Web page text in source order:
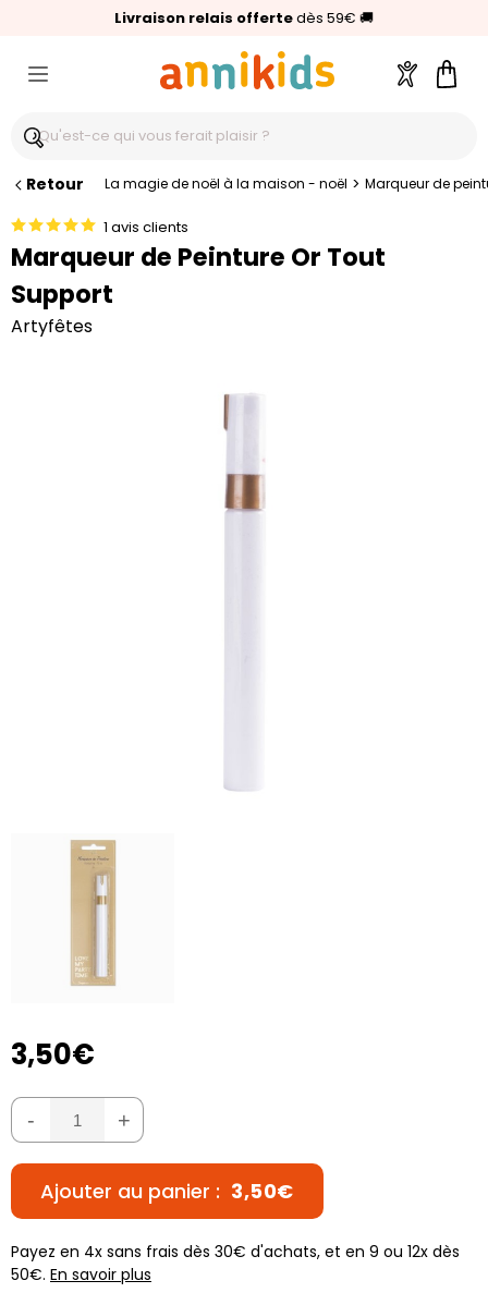
Livraison relais offertedès 59€ 🚚
🥇Palmarès Capital 2025 :Annikids N°1
⭐⭐⭐⭐⭐4,6/5(24 000 avis clients)
Compte
Retour La magie de noël à la maison - noël > Marqueur de
1 avis clients
Marqueur de Peinture Or Tout
Support
Artyfêtes
3,50€
- +
Ajouter au panier : 3,50€
Payez en 4x sans frais dès 30€ d'achats, et en 9 ou 12x dès
50€. En savoir plus